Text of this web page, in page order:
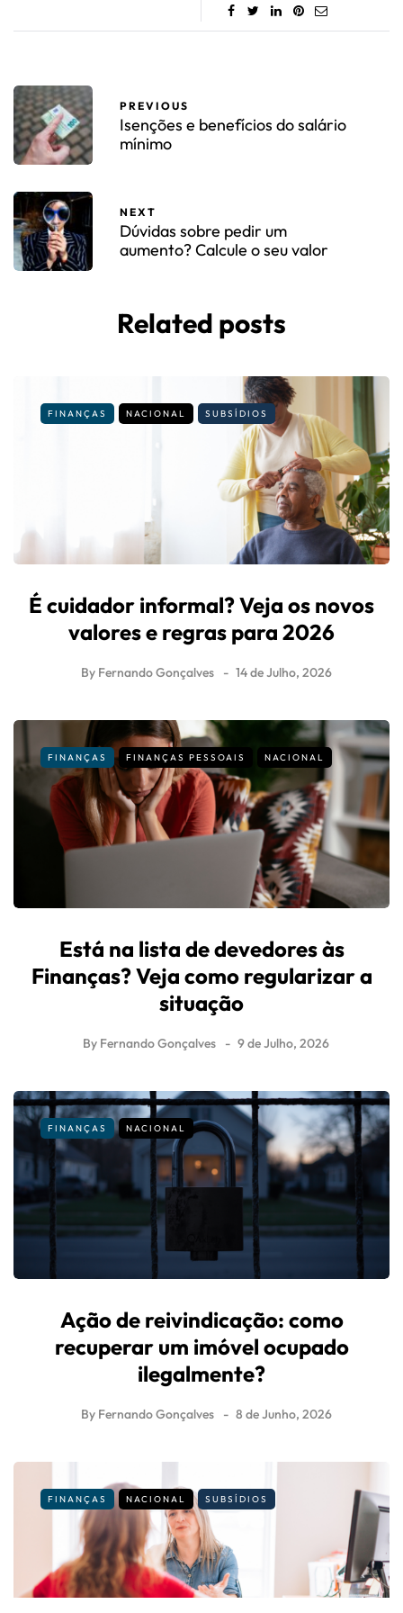
PREVIOUS
Isenções e benefícios do salário
mínimo
NEXT
Dúvidas sobre pedir um
aumento? Calcule o seu valor
Related posts
FINANÇAS NACIONAL SUBSÍDIOS
É cuidador informal? Veja os novos
valores e regras para 2026
By Fernando Gonçalves 14 de Julho, 2026
FINANÇAS FINANÇAS PESSOAIS NACIONAL
Está na lista de devedores às
Finanças? Veja como regularizar a
situação
By Fernando Gonçalves 9 de Julho, 2026
FINANÇAS NACIONAL
Ação de reivindicação: como
recuperar um imóvel ocupado
ilegalmente?
By Fernando Gonçalves 8 de Junho, 2026
FINANÇAS NACIONAL SUBSÍDIOS